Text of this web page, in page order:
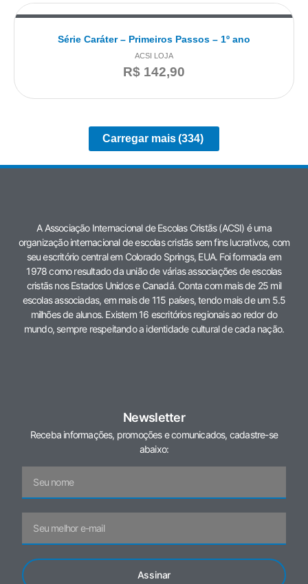
Série Caráter – Primeiros Passos – 1º ano
ACSI LOJA
R$ 142,90
Carregar mais(334)
A Associação Internacional de Escolas Cristãs (ACSI) é uma
organização internacional de escolas cristãs sem fins lucrativos, com
seu escritório central em Colorado Springs, EUA. Foi formada em
1978 como resultado da união de várias associações de escolas
cristãs nos Estados Unidos e Canadá. Conta com mais de 25 mil
escolas associadas, em mais de 115 países, tendo mais de um 5.5
milhões de alunos. Existem 16 escritórios regionais ao redor do
mundo, sempre respeitando a identidade cultural de cada nação.
Newsletter
Receba informações, promoções e comunicados, cadastre-se
abaixo:
Assinar